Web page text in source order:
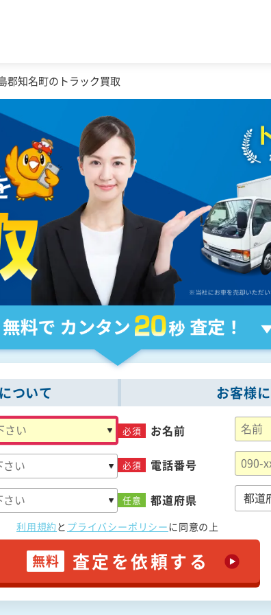
郡知名町のトラック買取
ついて お客様
必須 お名前
必須 電話番号
任意 都道府県
利用規約 と プライバシーポリシーに同意の上
無料 査定を依頼する